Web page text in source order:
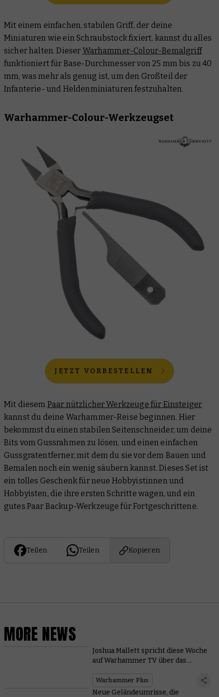
Mit einem einfachen, stabilen Griff, der deine
Miniaturen wie ein Schraubstock fixiert, kannst du alles
sicher halten. Dieser Warhammer-Colour-Bemalgriff
funktioniert für Base-Durchmesser von 25 mm bis zu 40
mm, was mehr als genug ist, um den Großteil der
Infanterie- und Heldenminiaturen festzuhalten.
Warhammer-Colour-Werkzeugset
JETZT VORBESTELLEN
Mit diesem Paar nützlicher Werkzeuge für Einsteiger
kannst du deine Warhammer-Reise beginnen. Hier
bekommst du einen stabilen Seitenschneider, um deine
Bits vom Gussrahmen zu lösen, und einen einfachen
Gussgratentferner, mit dem du sie vor dem Bauen und
Bemalen noch ein wenig säubern kannst. Dieses Set ist
ein tolles Geschenk für neue Hobbyistinnen und
Hobbyisten, die ihre ersten Schritte wagen, und ein
gutes Paar Backup-Werkzeuge für Fortgeschrittene.
Teilen Teilen Kopieren
MORE NEWS
Joshua Mallett spricht diese Woche
auf Warhammer TV über das
Warhammer Plus
Neue Geländeumrisse, die